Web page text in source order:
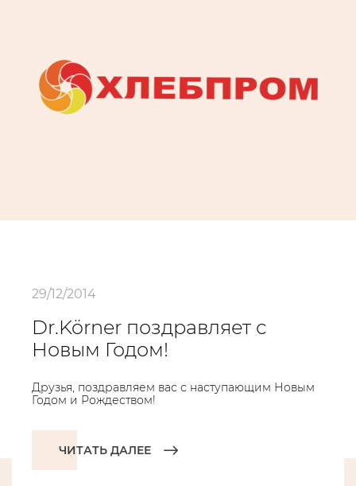
29/12/2014
Dr.Körner поздравляет с
Новым Годом!
Друзья, поздравляем вас с наступающим Новым
Годом и Рождеством!
ЧИТАТЬ ДАЛЕЕ